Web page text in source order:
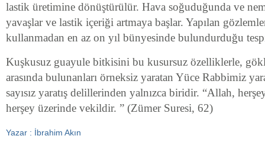
lastik üretimine dönüştürülür. Hava soğuduğunda ve
yavaşlar ve lastik içeriği artmaya başlar. Yapılan
kullanmadan en az on yıl bünyesinde bulundurduğu
Kuşkusuz guayule bitkisini bu kusursuz özelliklerle,
arasında bulunanları örneksiz yaratan Yüce Rabbimiz
sayısız yaratış delillerinden yalnızca biridir. “Allah,
herşey üzerinde vekildir. ” (Zümer Suresi, 62)
Yazar : İbrahim Akın